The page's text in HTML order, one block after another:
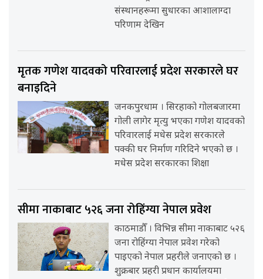
संस्थानहरूमा सुधारका आशालाग्दा
परिणाम देखिन
मृतक गणेश यादवको परिवारलाई प्रदेश सरकारले घर
बनाइदिने
जनकपुरधाम । सिरहाको गोलबजारमा
गोली लागेर मृत्यु भएका गणेश यादवको
परिवारलाई मधेस प्रदेश सरकारले
पक्की घर निर्माण गरिदिने भएको छ ।
मधेस प्रदेश सरकारका शिक्षा
सीमा नाकाबाट ५२६ जना रोहिंग्या नेपाल प्रवेश
काठमाडौँ । विभिन्न सीमा नाकाबाट ५२६
जना रोहिंग्या नेपाल प्रवेश गरेको
पाइएको नेपाल प्रहरीले जनाएको छ ।
शुक्रबार प्रहरी प्रधान कार्यालयमा